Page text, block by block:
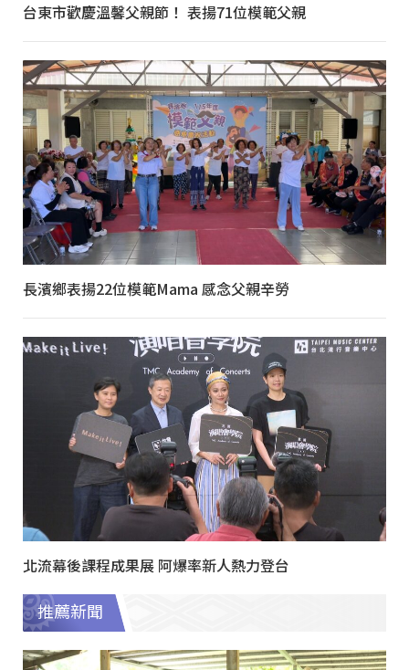
台東市歡慶溫馨父親節！ 表揚71位模範父親
長濱鄉表揚22位模範Mama 感念父親辛勞
北流幕後課程成果展 阿爆率新人熱力登台
推薦新聞